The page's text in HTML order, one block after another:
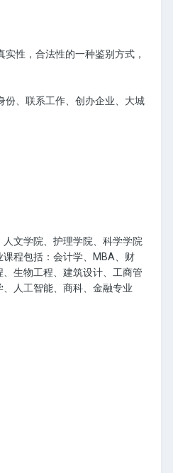
性，合法性的一种鉴别方式，
份、联系工作、创办企业、大城
文学院、护理学院、科学学院
程包括：会计学、MBA、财
生物工程、建筑设计、工商管
人工智能、商科、金融专业